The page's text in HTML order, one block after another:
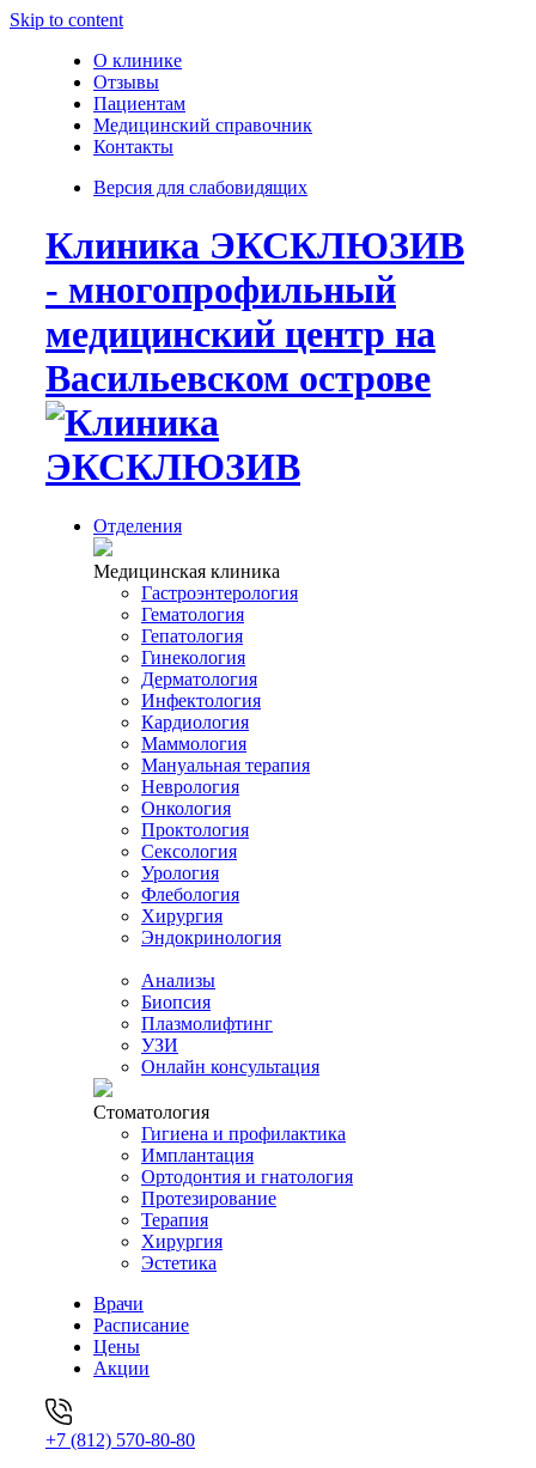
Skip to content
О клинике
Отзывы
Пациентам
Медицинский справочник
Контакты
Версия для слабовидящих
Клиника ЭКСКЛЮЗИВ
- многопрофильный
медицинский центр на
Васильевском острове
Отделения
Медицинская клиника
Гастроэнтерология
Гематология
Гепатология
Гинекология
Дерматология
Инфектология
Кардиология
Маммология
Мануальная терапия
Неврология
Онкология
Проктология
Сексология
Урология
Флебология
Хирургия
Эндокринология
Анализы
Биопсия
Плазмолифтинг
УЗИ
Онлайн консультация
Стоматология
Гигиена и профилактика
Имплантация
Ортодонтия и гнатология
Протезирование
Терапия
Хирургия
Эстетика
Врачи
Расписание
Цены
Акции
+7 (812) 570-80-80